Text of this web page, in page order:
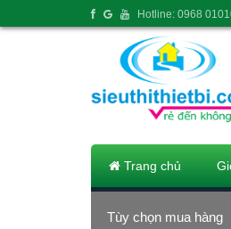
Trang chủ
Tùy chọn mua hàng
Hotline: 0968